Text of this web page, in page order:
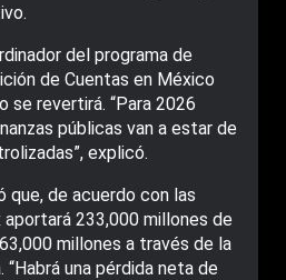
del programa de
de Cuentas en México
se revertirá. “Para 2026
públicas van a estar de
explicó.
que, de acuerdo con las
233,000 millones de
millones a través de la
una pérdida neta de